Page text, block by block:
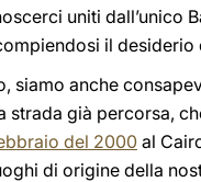
uniti dall’unico
il desiderio
siamo anche
strada già percorsa,
del 2000 al
di origine della